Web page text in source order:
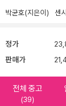
박균호(지은이) 센
정가
판매가
전체 중고
(39)